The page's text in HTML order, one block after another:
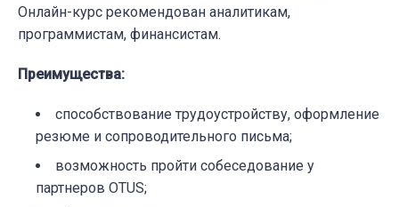
Онлайн-курс рекомендован аналитикам,
программистам, финансистам.
Преимущества:
способствование трудоустройству, оформление
резюме и сопроводительного письма;
возможность пройти собеседование у
партнеров OTUS;